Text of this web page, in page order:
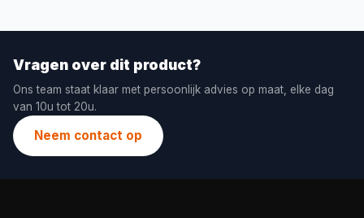
Vragen over dit product?
Ons team staat klaar met persoonlijk advies op maat, elke dag
van 10u tot 20u.
Neem contact op